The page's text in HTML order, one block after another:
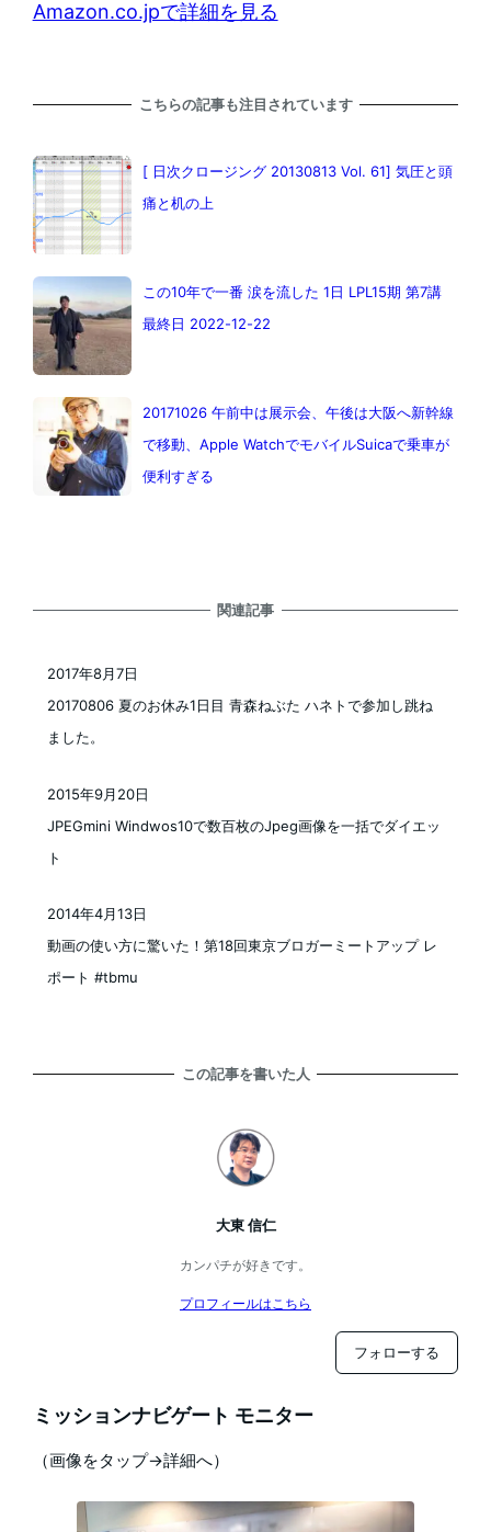
Amazon.co.jpで詳細を見る
こちらの記事も注目されています
[ 日次クロージング 20130813 Vol. 61] 気圧と頭
痛と机の上
この10年で一番 涙を流した 1日 LPL15期 第7講
最終日 2022-12-22
20171026 午前中は展示会、午後は大阪へ新幹線
で移動、Apple WatchでモバイルSuicaで乗車が
便利すぎる
関連記事
20170806 夏のお休み1日目 青森ねぶた ハネトで参加し跳ね
ました。
2017年8月7日
JPEGmini Windwos10で数百枚のJpeg画像を一括でダイエッ
ト
投稿日
2015年9月20日
動画の使い方に驚いた！第18回東京ブロガーミートアップ レ
ポート #tbmu
2014年4月13日
この記事を書いた人
大東 信仁
カンパチが好きです。
プロフィールはこちら
フォローする
ミッションナビゲート モニター
（画像をタップ→詳細へ）